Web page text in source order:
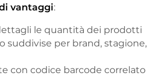
vantaggi:
le quantità dei prodotti
suddivise per brand, stagione,
con codice barcode correlato